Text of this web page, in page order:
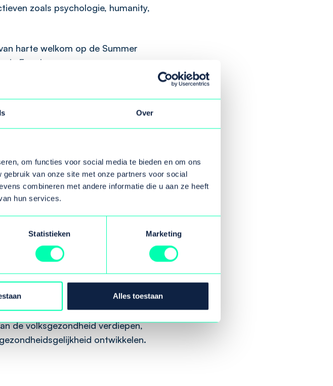
Over
om functies voor social media te bieden en om ons
van onze site met onze partners voor social
combineren met andere informatie die u aan ze heeft
hun services.
Statistieken Marketing
Alles toestaan
zoals psychologie, humanity,
harte welkom op de Summer
is Engels.
door de wereld van
invalshoeken verkennen en
deze week zullen
uitdagingen op het gebied van
kaders ontdekken om ze te
staat een ander onderwerp
rol speelt in volksgezondheid
theorie met
’s Middags gaan we aan de slag
aan verrijkende
interactieve spellen,
en ervaringen. Door deze diverse
de volksgezondheid verdiepen,
ontwikkelen.